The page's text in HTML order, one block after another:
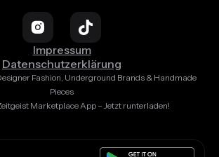
Impressum
Datenschutzerklärung
Fashion, Underground Brands & Handmade
Pieces
Marketplace App – Jetzt runterladen!